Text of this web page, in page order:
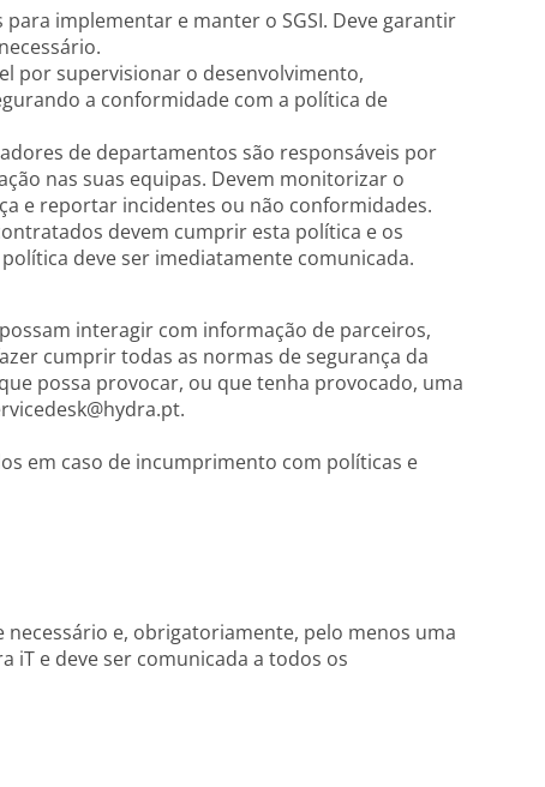
implementar e manter o SGSI. Deve garantir
por supervisionar o desenvolvimento,
a conformidade com a política de
de departamentos são responsáveis por
nas suas equipas. Devem monitorizar o
e reportar incidentes ou não conformidades.
devem cumprir esta política e os
deve ser imediatamente comunicada.
interagir com informação de parceiros,
cumprir todas as normas de segurança da
possa provocar, ou que tenha provocado, uma
em caso de incumprimento com políticas e
e, obrigatoriamente, pelo menos uma
iT e deve ser comunicada a todos os